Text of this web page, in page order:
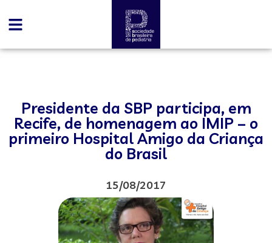
Presidente da SBP participa, em
Recife, de homenagem ao IMIP – o
primeiro Hospital Amigo da Criança
do Brasil
15/08/2017